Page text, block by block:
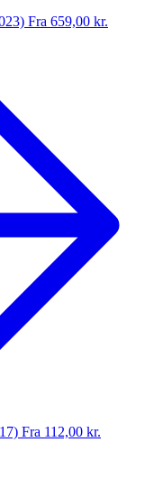
Fra 659,00 kr.
Fra 112,00 kr.